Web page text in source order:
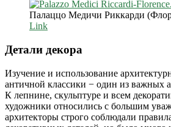
Палаццо Медичи Риккарди
Link
Детали декора
Изучение и использование
античной классики − один из важных
К лепнине, скульптуре и всем
художники относились с большим
архитекторы строго соблюдали